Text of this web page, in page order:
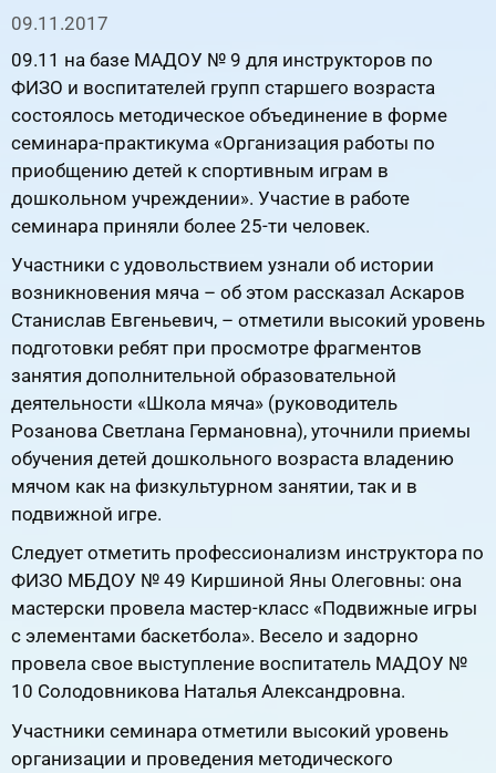
09.11.2017
09.11 на базе МАДОУ № 9 для инструкторов по
ФИЗО и воспитателей групп старшего возраста
состоялось методическое объединение в форме
семинара-практикума «Организация работы по
приобщению детей к спортивным играм в
дошкольном учреждении». Участие в работе
семинара приняли более 25-ти человек.
Участники с удовольствием узнали об истории
возникновения мяча – об этом рассказал Аскаров
Станислав Евгеньевич, – отметили высокий уровень
подготовки ребят при просмотре фрагментов
занятия дополнительной образовательной
деятельности «Школа мяча» (руководитель
Розанова Светлана Германовна), уточнили приемы
обучения детей дошкольного возраста владению
мячом как на физкультурном занятии, так и в
подвижной игре.
Следует отметить профессионализм инструктора по
ФИЗО МБДОУ № 49 Киршиной Яны Олеговны: она
мастерски провела мастер-класс «Подвижные игры
с элементами баскетбола». Весело и задорно
провела свое выступление воспитатель МАДОУ №
10 Солодовникова Наталья Александровна.
Участники семинара отметили высокий уровень
организации и проведения методического